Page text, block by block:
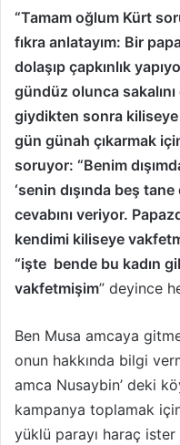
“Tamam oğlum Kürt
fıkra anlatayım: Bir
dolaşıp çapkınlık
gündüz olunca
giydikten sonra
gün günah çıkarmak
soruyor: “Benim
‘senin dışında beş
cevabını veriyor.
kendimi kiliseye
“işte bende bu kadın
vakfetmişim” deyince
Ben Musa amcaya
onun hakkında bilgi
amca Nusaybin’ deki
kampanya toplamak
yüklü parayı haraç